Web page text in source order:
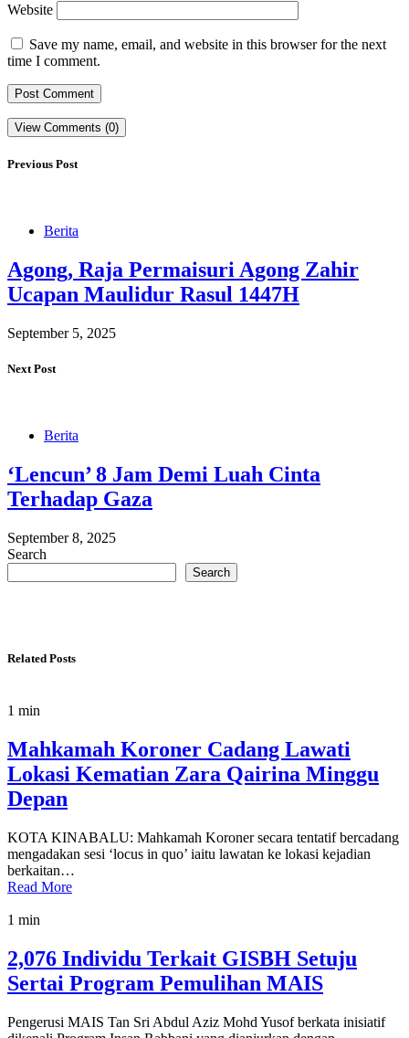
Website
Save my name, email, and website in this browser for the next
time I comment.
View Comments (0)
Previous Post
Berita
Agong, Raja Permaisuri Agong Zahir
Ucapan Maulidur Rasul 1447H
September 5, 2025
Next Post
Berita
‘Lencun’ 8 Jam Demi Luah Cinta
Terhadap Gaza
September 8, 2025
Search
Search
Related Posts
1 min
Mahkamah Koroner Cadang Lawati
Lokasi Kematian Zara Qairina Minggu
Depan
KOTA KINABALU: Mahkamah Koroner secara tentatif bercadang
mengadakan sesi ‘locus in quo’ iaitu lawatan ke lokasi kejadian
berkaitan…
Read More
1 min
2,076 Individu Terkait GISBH Setuju
Sertai Program Pemulihan MAIS
Pengerusi MAIS Tan Sri Abdul Aziz Mohd Yusof berkata inisiatif